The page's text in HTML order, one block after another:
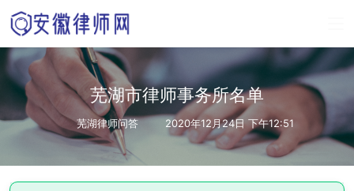
芜湖市律师事务所名单
芜湖律师问答 2020年12月24日 下午12:51